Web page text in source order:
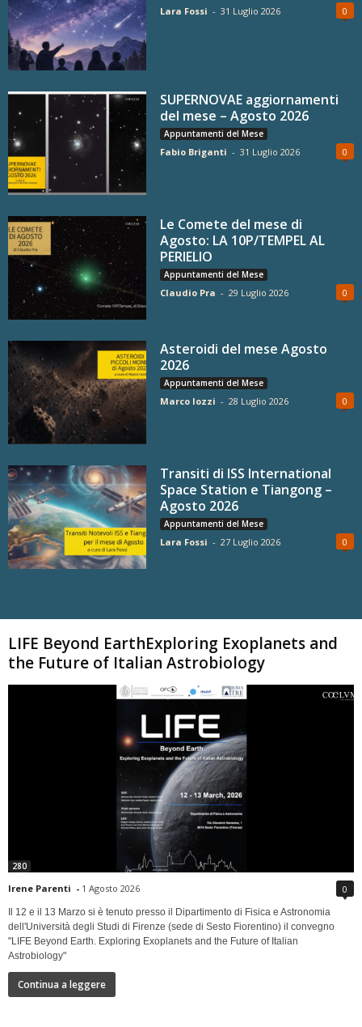
Lara Fossi - 31 Luglio 2026 0
SUPERNOVAE aggiornamenti
del mese – Agosto 2026
Appuntamenti del Mese
Fabio Briganti - 31 Luglio 2026 0
Le Comete del mese di
Agosto: LA 10P/TEMPEL AL
PERIELIO
Appuntamenti del Mese
Claudio Pra - 29 Luglio 2026 0
Asteroidi del mese Agosto
2026
Appuntamenti del Mese
Marco Iozzi - 28 Luglio 2026 0
Transiti di ISS International
Space Station e Tiangong –
Agosto 2026
Appuntamenti del Mese
Lara Fossi - 27 Luglio 2026 0
LIFE Beyond EarthExploring Exoplanets and
the Future of Italian Astrobiology
280
Irene Parenti - 1 Agosto 2026 0
Il 12 e il 13 Marzo si è tenuto presso il Dipartimento di Fisica e Astronomia
dell'Università degli Studi di Firenze (sede di Sesto Fiorentino) il convegno
"LIFE Beyond Earth. Exploring Exoplanets and the Future of Italian
Astrobiology"
Continua a leggere